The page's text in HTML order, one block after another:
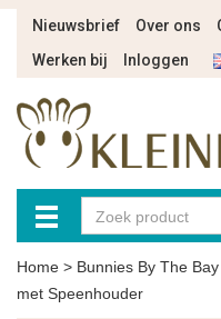
Nieuwsbrief Over ons
Werken bij
Inloggen
Home > Bunnies By The Bay
met Speenhouder